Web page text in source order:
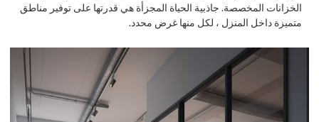
الخزانات المخصصة. جاذبية الحياة المجزأة هي قدرتها على توفير مناطق
متميزة داخل المنزل ، لكل منها غرض محدد.